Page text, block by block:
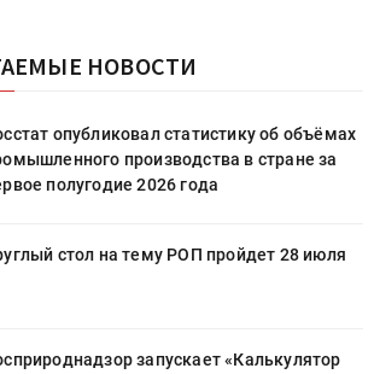
НОВОСТИ
опубликовал статистику об объёмах
производства в стране за
полугодие 2026 года
стол на тему РОП пройдет 28 июля
запускает «Калькулятор